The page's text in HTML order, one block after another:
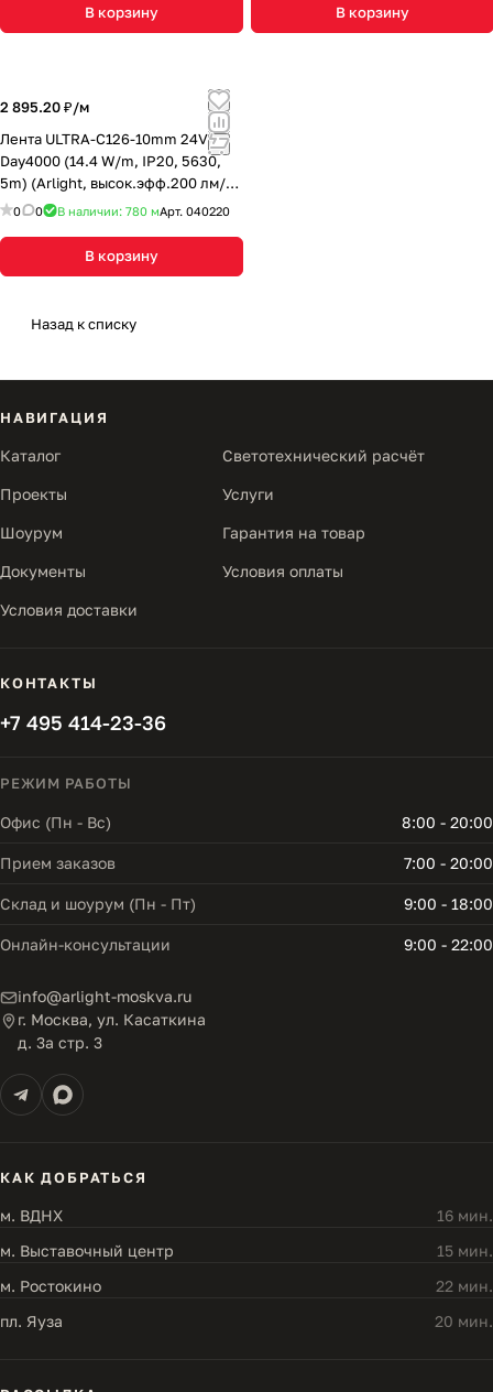
В корзину В корзину
2 895.20 ₽/м
Лента ULTRA-C126-10mm 24V
Day4000 (14.4 W/m, IP20, 5630,
5m) (Arlight, высок.эфф.200 лм/
Вт)
0 0 В наличии: 780 мАрт. 040220
В корзину
Назад к списку
НАВИГАЦИЯ
Каталог Светотехнический расчёт
Проекты Услуги
Шоурум Гарантия на товар
Документы Условия оплаты
Условия доставки
КОНТАКТЫ
+7 495 414-23-36
РЕЖИМ РАБОТЫ
Офис (Пн - Вс) 8:00 - 20:00
Прием заказов 7:00 - 20:00
Склад и шоурум (Пн - Пт) 9:00 - 18:00
Онлайн-консультации 9:00 - 22:00
info@arlight-moskva.ru
г. Москва, ул. Касаткина
д. 3а стр. 3
КАК ДОБРАТЬСЯ
м. ВДНХ
16 мин.
м. Выставочный центр
15 мин.
м. Ростокино
22 мин.
пл. Яуза
20 мин.